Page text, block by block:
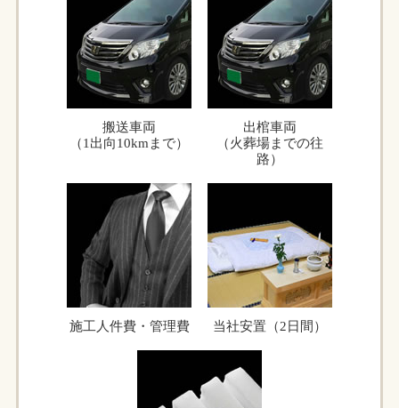
搬送車両
（1出向10kmまで）
出棺車両
（火葬場までの往
路）
施工人件費・管理費 当社安置（2日間）